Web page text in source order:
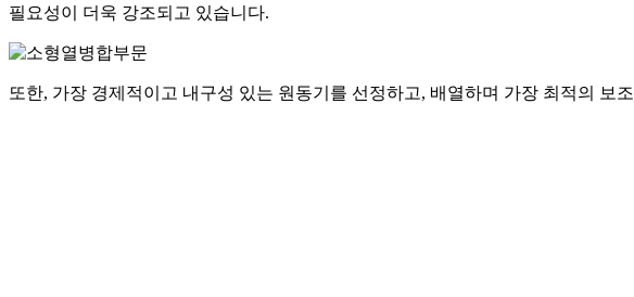
필요성이 더욱 강조되고 있습니다.
또한, 가장 경제적이고 내구성 있는 원동기를 선정하고, 배열하며 가장 최적의